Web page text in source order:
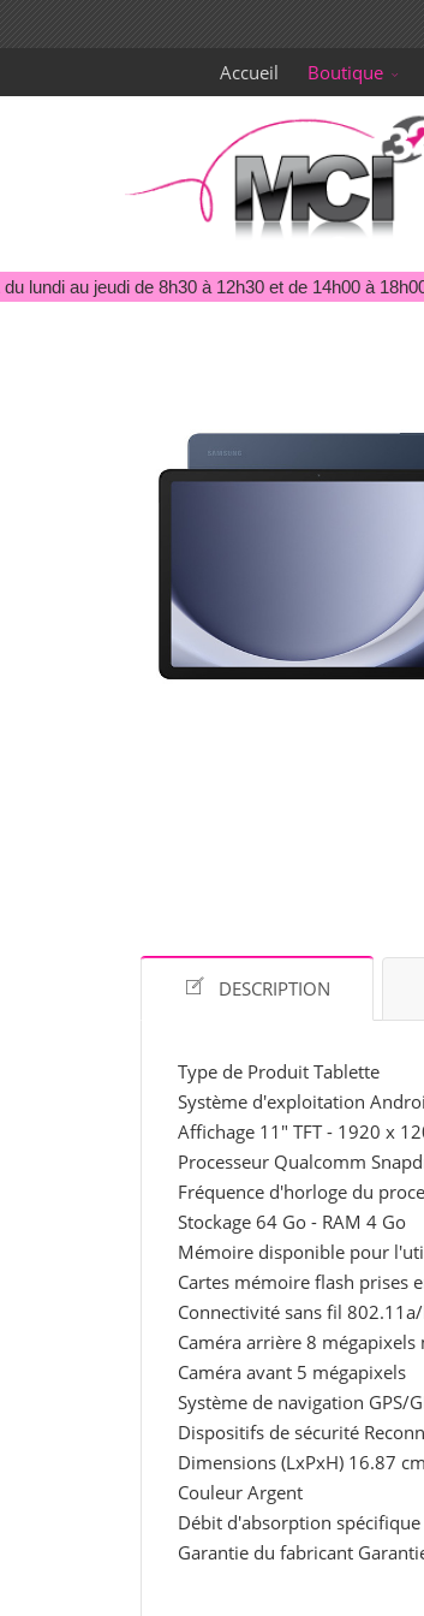
Accueil Boutique
lundi au jeudi de 8h30 à 12h30 et de 14h00 à
DESCRIPTION
Type de Produit Tablette
Système d'exploitation
Affichage 11" TFT - 1920 x
Processeur Qualcomm
Fréquence d'horloge du
Stockage 64 Go - RAM 4 Go
Mémoire disponible pour
Cartes mémoire flash prises
Connectivité sans fil
Caméra arrière 8
Caméra avant 5 mégapixels
Système de navigation GPS/
Dispositifs de sécurité
Dimensions (LxPxH) 16.87
Couleur Argent
Débit d'absorption spécifique
Garantie du fabricant